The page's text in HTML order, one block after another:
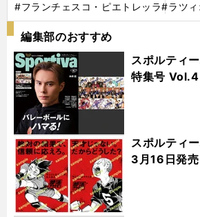
#フランチェスコ・ピエトレッラ#ラツ
編集部のおすすめ
スポルティ
特集号
スポルティ
3月16日発売